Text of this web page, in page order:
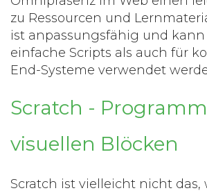
zu Ressourcen und
ist anpassungsfähig und
einfache Scripts als auch für
End-Systeme verwendet
Scratch -
visuellen Blöcken
Scratch ist vielleicht nicht das,